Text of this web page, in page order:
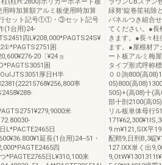
(柱H:2800)ポリカーボネート板
時加算額アルミ板使用時加算
セット記号①①・③セット記号
台用)24-
四L¥208,000*PAGTS24S¥
困
〔¥24ョ
困
厚日H半
率
米
L*PACTE2465日
延長(1台用)24--51・
四
*PAGTE2765日L¥310,100来
ラウンCBスァン
緑努'錠巻笙祐除
パネルつき組合
てください。●長
きます。●長々柱
ます。●屋根材
ート板アルミ梅
タイプ形式呼称
００詢800(高
05)800(高
505)+(高08)十(
部十剖2100(高
リル板単体母行
9.m¥121,SIX平
配鞘9,日刑B,3碇
127.lXX単く出